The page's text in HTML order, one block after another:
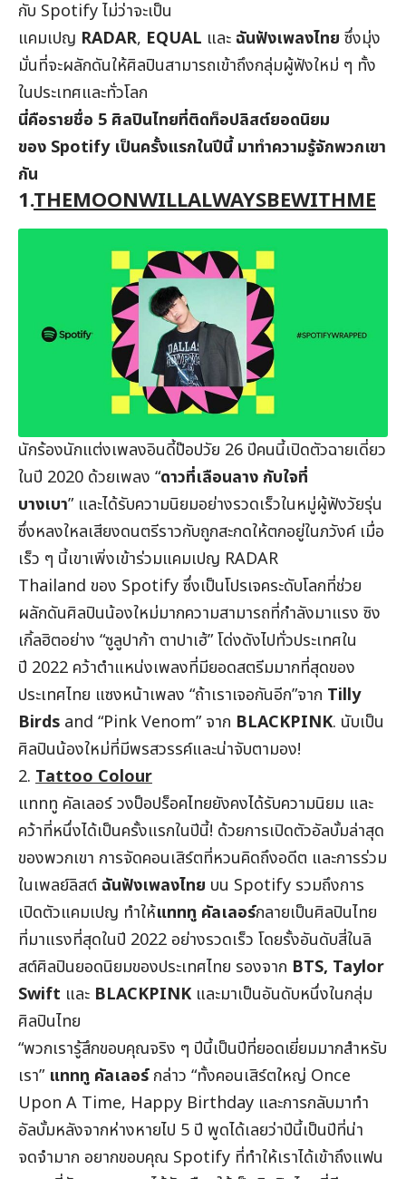
กับ Spotify ไม่ว่าจะเป็น
แคมเปญ RADAR, EQUAL และ ฉันฟังเพลงไทย ซึ่งมุ่ง
มั่นที่จะผลักดันให้ศิลปินสามารถเข้าถึงกลุ่มผู้ฟังใหม่ ๆ ทั้ง
ในประเทศและทั่วโลก
นี่คือรายชื่อ 5 ศิลปินไทยที่ติดท็อปลิสต์ยอดนิยม
ของ Spotify เป็นครั้งแรกในปีนี้ มาทำความรู้จักพวกเขา
กัน
1.THEMOONWILLALWAYSBEWITHME
นักร้องนักแต่งเพลงอินดี้ป๊อปวัย 26 ปีคนนี้เปิดตัวฉายเดี่ยว
ในปี 2020 ด้วยเพลง “ดาวที่เลือนลาง กับใจที่
บางเบา” และได้รับความนิยมอย่างรวดเร็วในหมู่ผู้ฟังวัยรุ่น
ซึ่งหลงใหลเสียงดนตรีราวกับถูกสะกดให้ตกอยู่ในภวังค์ เมื่อ
เร็ว ๆ นี้เขาเพิ่งเข้าร่วมแคมเปญ RADAR
Thailand ของ Spotify ซึ่งเป็นโปรเจคระดับโลกที่ช่วย
ผลักดันศิลปินน้องใหม่มากความสามารถที่กำลังมาแรง ซิง
เกิ้ลฮิตอย่าง “ซูลูปาก้า ตาปาเฮ้” โด่งดังไปทั่วประเทศใน
ปี 2022 คว้าตำแหน่งเพลงที่มียอดสตรีมมากที่สุดของ
ประเทศไทย แซงหน้าเพลง “ถ้าเราเจอกันอีก”จาก Tilly
Birds and “Pink Venom” จาก BLACKPINK. นับเป็น
ศิลปินน้องใหม่ที่มีพรสวรรค์และน่าจับตามอง!
2. Tattoo Colour
แทททู คัลเลอร์ วงป็อปร็อคไทยยังคงได้รับความนิยม และ
คว้าที่หนึ่งได้เป็นครั้งแรกในปีนี้! ด้วยการเปิดตัวอัลบั้มล่าสุด
ของพวกเขา การจัดคอนเสิร์ตที่หวนคิดถึงอดีต และการร่วม
ในเพลย์ลิสต์ ฉันฟังเพลงไทย บน Spotify รวมถึงการ
เปิดตัวแคมเปญ ทำให้แทททู คัลเลอร์กลายเป็นศิลปินไทย
ที่มาแรงที่สุดในปี 2022 อย่างรวดเร็ว โดยรั้งอันดับสี่ในลิ
สต์ศิลปินยอดนิยมของประเทศไทย รองจาก BTS, Taylor
Swift และ BLACKPINK และมาเป็นอันดับหนึ่งในกลุ่ม
ศิลปินไทย
“พวกเรารู้สึกขอบคุณจริง ๆ ปีนี้เป็นปีที่ยอดเยี่ยมมากสำหรับ
เรา” แทททู คัลเลอร์กล่าว “ทั้งคอนเสิร์ตใหญ่ Once
Upon A Time, Happy Birthday และการกลับมาทำ
อัลบั้มหลังจากห่างหายไป 5 ปี พูดได้เลยว่าปีนี้เป็นปีที่น่า
จดจำมาก อยากขอบคุณ Spotify ที่ทำให้เราได้เข้าถึงแฟน